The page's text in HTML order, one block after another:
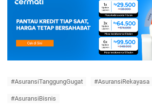
#AsuransiTanggungGugat #AsuransiRekayasa
#AsuransiBisnis